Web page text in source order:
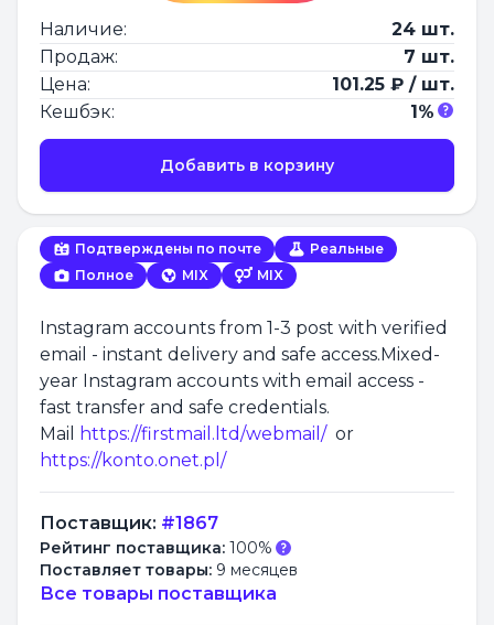
Подтверждены по почте
Реальные
Полное
MIX MIX
Instagram accounts from 1-3 post with verified
email - instant delivery and safe access.Mixed-
year Instagram accounts with email access -
fast transfer and safe credentials.
Mail
https://firstmail.ltd/webmail/ or
https://konto.onet.pl/
Поставщик: #1867
Рейтинг поставщика: 100%
Поставляет товары: 9 месяцев
Все товары поставщика
Наличие:
24 шт.
Продаж:
7 шт.
Цена:
101.25 ₽ / шт.
Кешбэк:
1%
Добавить в корзину